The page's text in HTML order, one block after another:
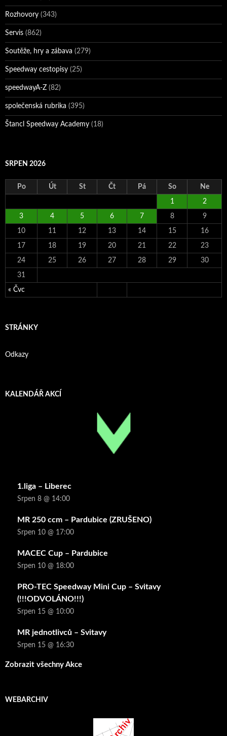
Rozhovory (343)
Servis (862)
Soutěže, hry a zábava (279)
Speedway cestopisy (25)
speedwayA-Z (82)
společenská rubrika (395)
Štancl Speedway Academy (18)
SRPEN 2026
Po Út St Čt Pá So Ne
« Čvc
1 2
3 4 5 6 7 8 9
10 11 12 13 14 15 16
17 18 19 20 21 22 23
24 25 26 27 28 29 30
31
STRÁNKY
Odkazy
KALENDÁŘ AKCÍ
1.liga – Liberec
Srpen 8 @ 14:00
MR 250 ccm – Pardubice (ZRUŠENO)
Srpen 10 @ 17:00
MACEC Cup – Pardubice
Srpen 10 @ 18:00
PRO-TEC Speedway Mini Cup – Svitavy
(!!!ODVOLÁNO!!!)
Srpen 15 @ 10:00
MR jednotlivců – Svitavy
Srpen 15 @ 16:30
Zobrazit všechny Akce
WEBARCHIV